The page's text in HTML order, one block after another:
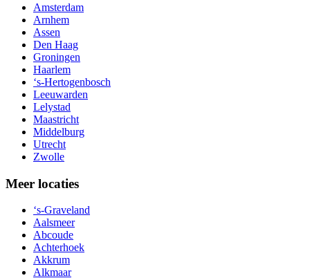
Amsterdam
Arnhem
Assen
Den Haag
Groningen
Haarlem
‘s-Hertogenbosch
Leeuwarden
Lelystad
Maastricht
Middelburg
Utrecht
Zwolle
Meer locaties
‘s-Graveland
Aalsmeer
Abcoude
Achterhoek
Akkrum
Alkmaar